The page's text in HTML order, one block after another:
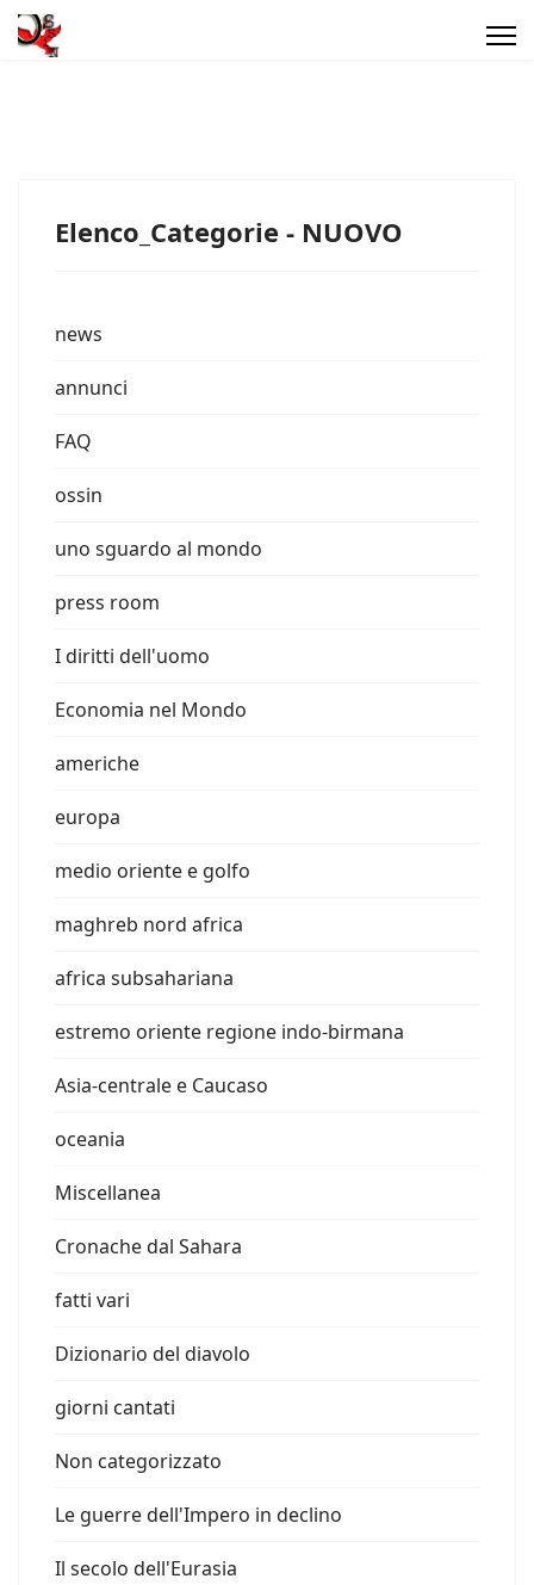
Elenco_Categorie - NUOVO
news
annunci
FAQ
ossin
uno sguardo al mondo
press room
I diritti dell'uomo
Economia nel Mondo
americhe
europa
medio oriente e golfo
maghreb nord africa
africa subsahariana
estremo oriente regione indo-birmana
Asia-centrale e Caucaso
oceania
Miscellanea
Cronache dal Sahara
fatti vari
Dizionario del diavolo
giorni cantati
Non categorizzato
Le guerre dell'Impero in declino
Il secolo dell'Eurasia